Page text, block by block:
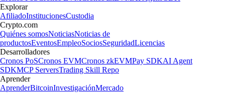
Explorar
AfiliadoInstitucionesCustodia
Crypto.com
Quiénes somosNoticiasNoticias de
productosEventosEmpleoSociosSeguridadLicencias
Desarrolladores
Cronos PoSCronos EVMCronos zkEVMPay SDKAI Agent
SDKMCP ServersTrading Skill Repo
Aprender
AprenderBitcoinInvestigaciónMercado